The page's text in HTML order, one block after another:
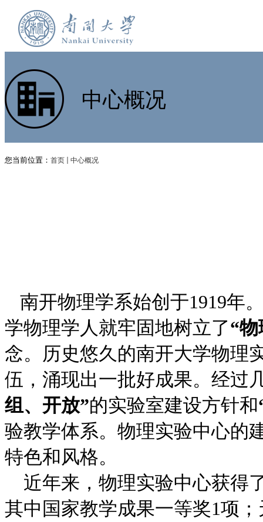
中心概况
您当前位置： 首页 中心概况
南开物理学系始创于1919年
学物理学人就牢固地树立了“
念。历史悠久的南开大学物理
伍，涌现出一批好成果。经过
组、开放”的实验室建设方针和
验教学体系。物理实验中心的
特色和风格。
近年来，物理实验中心获得
其中国家教学成果一等奖1项